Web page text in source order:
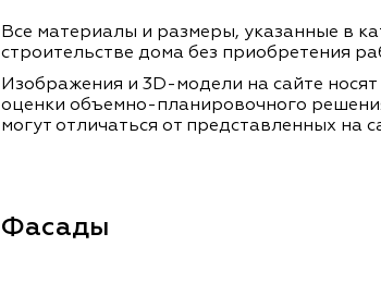
Все материалы и размеры, указанные в
строительстве дома без приобретения
Изображения и 3D-модели на сайте
оценки объемно-планировочного
могут отличаться от представленных на
Фасады